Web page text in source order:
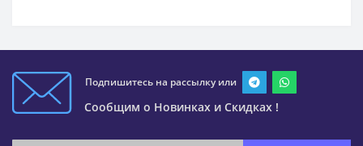
Подпишитесь на рассылку или
Сообщим о Новинках и Скидках !